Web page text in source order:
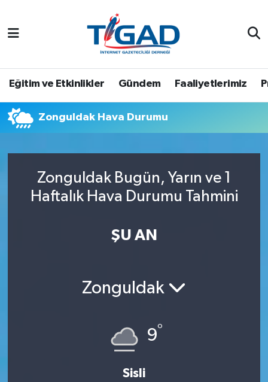
Eğitim ve Etkinlikler Gündem Faaliyetlerimiz
Zonguldak Hava Durumu
Zonguldak Bugün, Yarın ve 1
Haftalık Hava Durumu Tahmini
ŞU AN
Zonguldak
9°
Sisli
Nöbetçi Eczaneler
Tüm Manşetler
Son Dakika Haberleri